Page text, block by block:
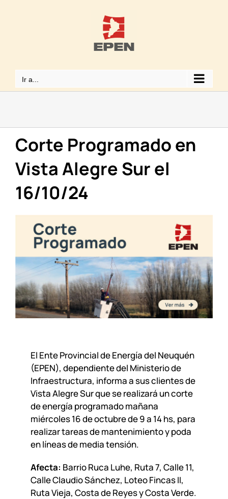
Ir a...
Corte Programado en
Vista Alegre Sur el
16/10/24
El Ente Provincial de Energía del Neuquén
(EPEN), dependiente del Ministerio de
Infraestructura, informa a sus clientes de
Vista Alegre Sur que se realizará un corte
de energía programado mañana
miércoles 16 de octubre de 9 a 14 hs, para
realizar tareas de mantenimiento y poda
en líneas de media tensión.
Afecta: Barrio Ruca Luhe, Ruta 7, Calle 11,
Calle Claudio Sánchez, Loteo Fincas II,
Ruta Vieja, Costa de Reyes y Costa Verde.